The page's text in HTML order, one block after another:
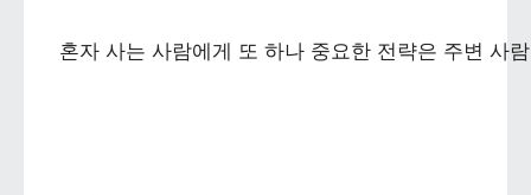
혼자 사는 사람에게 또 하나 중요한 전략은 주변 사